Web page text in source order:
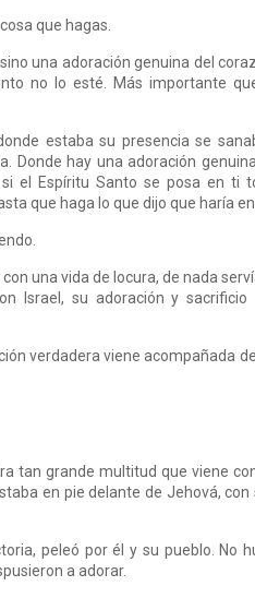
que hagas.
una adoración genuina del
no lo esté. Más importante
estaba su presencia se
Donde hay una adoración
el Espíritu Santo se posa en ti
que haga lo que dijo que haría en
una vida de locura, de nada
Israel, su adoración y sacrificio
verdadera viene acompañada
tan grande multitud que viene
en pie delante de Jehová, con
peleó por él y su pueblo. No
a adorar.